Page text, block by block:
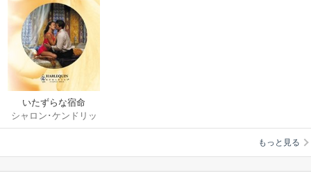
いたずらな宿命
シャロン･ケンドリッ
ク/上村悦子
もっと見る